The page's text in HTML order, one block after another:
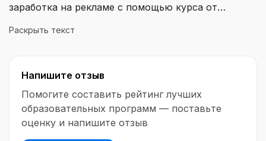
заработка на рекламе с помощью курса от
Ксении Стасенко из Омска. Научитесь
сетях. Курс подходит для предпринимателей,
включая мам, находящихся в декрете, которые
хотят достичь успеха в онлайн-бизнесе.
Раскрыть текст
Напишите отзыв
Помогите составить рейтинг лучших
образовательных программ — поставьте
оценку и напишите отзыв